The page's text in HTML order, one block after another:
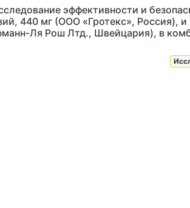
эффективности и
440 мг (ООО «Гротекс», Россия),
Ля Рош Лтд., Швейцария), в